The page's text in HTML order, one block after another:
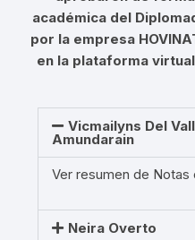
académica del
por la empresa
en la plataforma
Vicmailyns Del
Amundarain
Ver resumen de
Neira Overto